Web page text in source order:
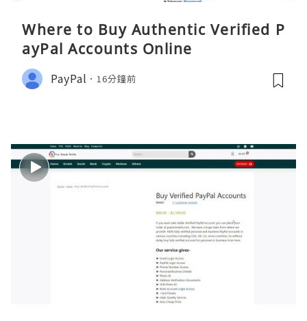
Where to Buy Authentic Verified P
ayPal Accounts Online
PayPal 16分鐘前